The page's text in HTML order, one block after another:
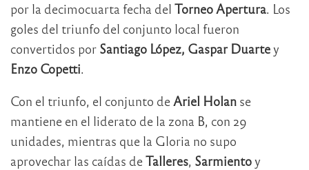
por la decimocuarta fecha del Torneo Apertura. Los
goles del triunfo del conjunto local fueron
convertidos por Santiago López, Gaspar Duartey
Enzo Copetti.
Con el triunfo, el conjunto de Ariel Holan se
mantiene en el liderato de la zona B, con 29
unidades, mientras que la Gloria no supo
aprovechar las caídas deTalleres, Sarmientoy